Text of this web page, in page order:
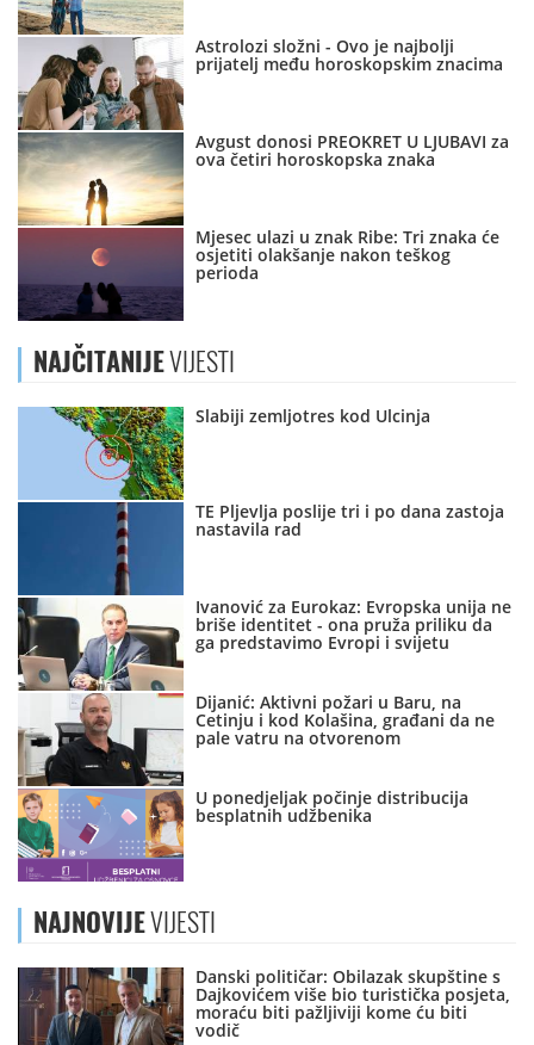
Astrolozi složni - Ovo je najbolji
prijatelj među horoskopskim znacima
Avgust donosi PREOKRET U LJUBAVI za
ova četiri horoskopska znaka
Mjesec ulazi u znak Ribe: Tri znaka će
osjetiti olakšanje nakon teškog
perioda
NAJČITANIJEVIJESTI
Slabiji zemljotres kod Ulcinja
TE Pljevlja poslije tri i po dana zastoja
nastavila rad
Ivanović za Eurokaz: Evropska unija ne
briše identitet - ona pruža priliku da
ga predstavimo Evropi i svijetu
Dijanić: Aktivni požari u Baru, na
Cetinju i kod Kolašina, građani da ne
pale vatru na otvorenom
U ponedjeljak počinje distribucija
besplatnih udžbenika
NAJNOVIJEVIJESTI
Danski političar: Obilazak skupštine s
Dajkovićem više bio turistička posjeta,
moraću biti pažljiviji kome ću biti
vodič